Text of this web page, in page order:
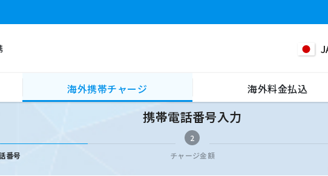
海外携帯チャージ 海外料金払込
携帯電話番号入力
番号
2
チャージ金額